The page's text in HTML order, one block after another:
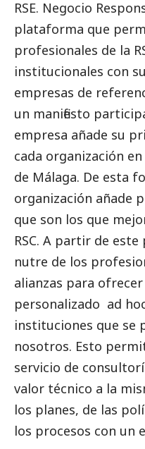
RSE. Negocio
plataforma que
profesionales de la
institucionales con
empresas de
un manifiesto
empresa añade su
cada organización
de Málaga. De esta
organización añade
que son los que
RSC. A partir de
nutre de los
alianzas para
personalizado ad
instituciones que se
nosotros. Esto
servicio de
valor técnico a la
los planes, de las
los procesos con un